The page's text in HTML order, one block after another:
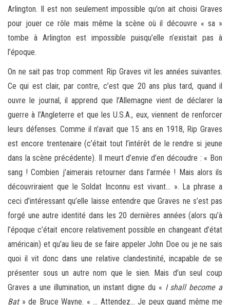
Arlington. Il est non seulement impossible qu’on ait choisi Graves
pour jouer ce rôle mais même la scène où il découvre « sa »
tombe à Arlington est impossible puisqu’elle n’existait pas à
l’époque.
On ne sait pas trop comment Rip Graves vit les années suivantes.
Ce qui est clair, par contre, c’est que 20 ans plus tard, quand il
ouvre le journal, il apprend que l’Allemagne vient de déclarer la
guerre à l’Angleterre et que les U.S.A., eux, viennent de renforcer
leurs défenses. Comme il n’avait que 15 ans en 1918, Rip Graves
est encore trentenaire (c’était tout l’intérêt de le rendre si jeune
dans la scène précédente). Il meurt d’envie d’en découdre : « Bon
sang ! Combien j’aimerais retourner dans l’armée ! Mais alors ils
découvriraient que le Soldat Inconnu est vivant… ». La phrase a
ceci d’intéressant qu’elle laisse entendre que Graves ne s’est pas
forgé une autre identité dans les 20 dernières années (alors qu’à
l’époque c’était encore relativement possible en changeant d’état
américain) et qu’au lieu de se faire appeler John Doe ou je ne sais
quoi il vit donc dans une relative clandestinité, incapable de se
présenter sous un autre nom que le sien. Mais d’un seul coup
Graves a une illumination, un instant digne du « I shall become a
Bat» de Bruce Wayne. « … Attendez… Je peux quand même me